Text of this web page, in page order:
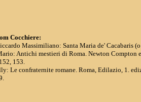
Cocchiere:
Massimiliano: Santa Maria de' Cacabaris
Antichi mestieri di Roma. Newton Compton
153.
Le confraternite romane. Roma, Edilazio, 1.